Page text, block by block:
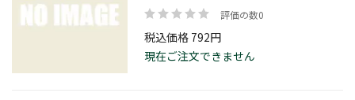
評価の数0
税込価格 792円
現在ご注文できません